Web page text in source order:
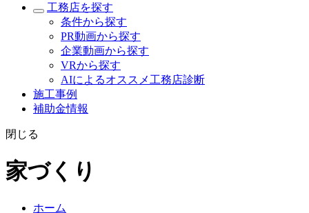
工務店を探す
条件から探す
PR動画から探す
企業動画から探す
VRから探す
AIによるオススメ工務店診断
施工事例
補助金情報
閉じる
家づくり
ホーム